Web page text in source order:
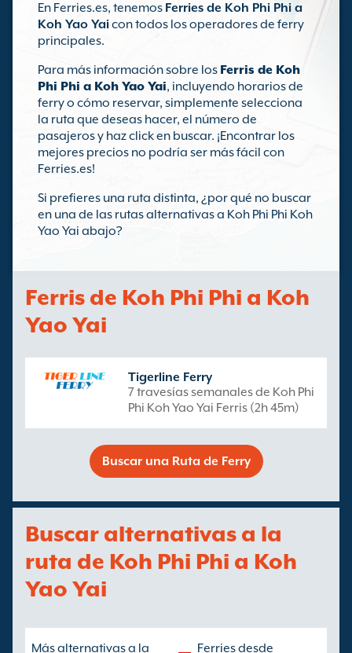
En Ferries.es, tenemos Ferries de Koh Phi Phi a
Koh Yao Yaicon todos los operadores de ferry
principales.
Para más información sobre los Ferris de Koh
Phi Phi a Koh Yao Yai, incluyendo horarios de
ferry o cómo reservar, simplemente selecciona
la ruta que deseas hacer, el número de
pasajeros y haz click en buscar. ¡Encontrar los
mejores precios no podría ser más fácil con
Ferries.es!
Si prefieres una ruta distinta, ¿por qué no buscar
en una de las rutas alternativas a Koh Phi Phi Koh
Yao Yai abajo?
Ferris de Koh Phi Phi a Koh
Yao Yai
Tigerline Ferry
7 travesías semanales de Koh Phi
Phi Koh Yao Yai Ferris (2h 45m)
Buscar una Ruta de Ferry
Buscar alternativas a la
ruta de Koh Phi Phi a Koh
Yao Yai
Más alternativas a la Ferries desde